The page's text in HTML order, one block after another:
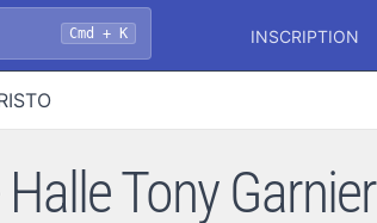
Cmd + K INSCRIPTION
Halle Tony Garnier